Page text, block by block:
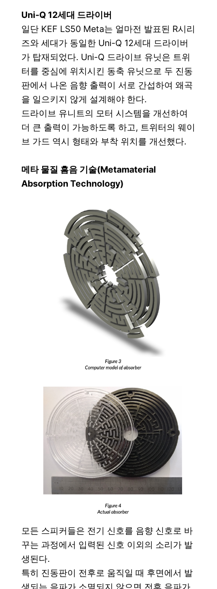
Uni-Q 12세대 드라이버
​일단 KEF LS50 Meta는 얼마전 발표된 R시리
즈와 세대가 동일한 Uni-Q 12세대 드라이버
가 탑재되었다. Uni-Q 드라이브 유닛은 트위
터를 중심에 위치시킨 동축 유닛으로 두 진동
판에서 나온 음향 출력이 서로 간섭하여 왜곡
을 일으키지 않게 설계해야 한다.
드라이브 유니트의 모터 시스템을 개선하여
더 큰 출력이 가능하도록 하고, 트위터의 웨이
브 가드 역시 형태와 부착 위치를 개선했다.
메타 물질 흠음 기술(​Metamaterial
Absorption Technology)
모든 스피커들은 전기 신호를 음향 신호로 바
꾸는 과정에서 입력된 신호 이외의 소리가 발
생된다.
특히 진동판이 전후로 움직일 때 후면에서 발
생되는 음파가 소멸되지 않으면 전후 음파가